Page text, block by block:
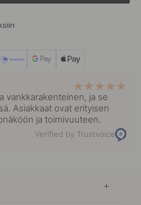
vankkarakenteinen, ja se
Asiakkaat ovat erityisen
ja toimivuuteen.
Verified by Trustvoice